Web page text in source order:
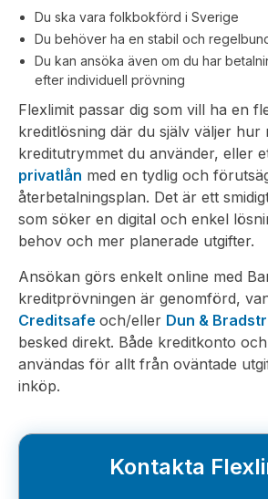
Du ska vara folkbokförd i Sverige
Du behöver ha en stabil och
Du kan ansöka även om du har
efter individuell prövning
Flexlimit passar dig som vill ha en
kreditlösning där du själv väljer hur
kreditutrymmet du använder, eller
privatlån med en tydlig och
återbetalningsplan. Det är ett
som söker en digital och enkel
behov och mer planerade utgifter.
Ansökan görs enkelt online med
kreditprövningen är genomförd,
Creditsafe och/eller Dun &
besked direkt. Både kreditkonto
användas för allt från oväntade
inköp.
Kontakta